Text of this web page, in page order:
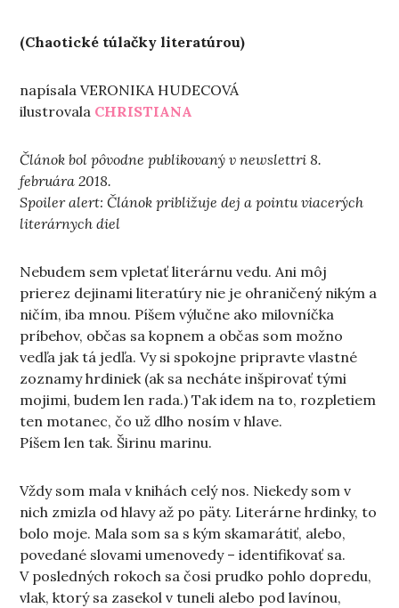
(Chaotické túlačky literatúrou)
napísala VERONIKA HUDECOVÁ
ilustrovala CHRISTIANA
Článok bol pôvodne publikovaný v newslettri 8.
februára 2018.
Spoiler alert: Článok približuje dej a pointu viacerých
literárnych diel
Nebudem sem vpletať literárnu vedu. Ani môj
prierez dejinami literatúry nie je ohraničený nikým a
ničím, iba mnou. Píšem výlučne ako milovníčka
príbehov, občas sa kopnem a občas som možno
vedľa jak tá jedľa. Vy si spokojne pripravte vlastné
zoznamy hrdiniek (ak sa necháte inšpirovať tými
mojimi, budem len rada.) Tak idem na to, rozpletiem
ten motanec, čo už dlho nosím v hlave.
Píšem len tak. Širinu marinu.
Vždy som mala v knihách celý nos. Niekedy som v
nich zmizla od hlavy až po päty. Literárne hrdinky, to
bolo moje. Mala som sa s kým skamarátiť, alebo,
povedané slovami umenovedy – identifikovať sa.
V posledných rokoch sa čosi prudko pohlo dopredu,
vlak, ktorý sa zasekol v tuneli alebo pod lavínou,